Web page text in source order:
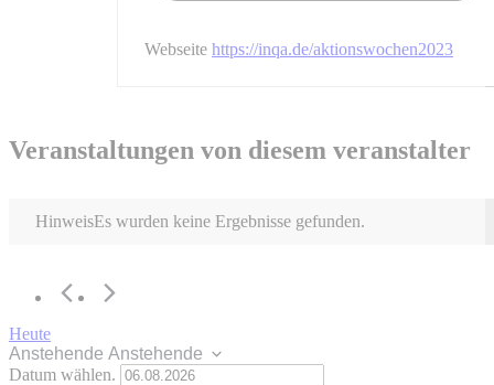
Webseite https://inqa.de/aktionswochen2023
Veranstaltungen von diesem veranstalter
HinweisEs wurden keine Ergebnisse gefunden.
Heute
Anstehende Anstehende
Datum wählen.